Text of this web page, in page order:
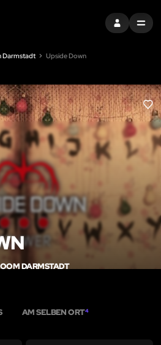
EINTRAGEN
MENU
Darmstadt Upside Down
LIKE
DARMSTADT
AM SELBEN ORT4